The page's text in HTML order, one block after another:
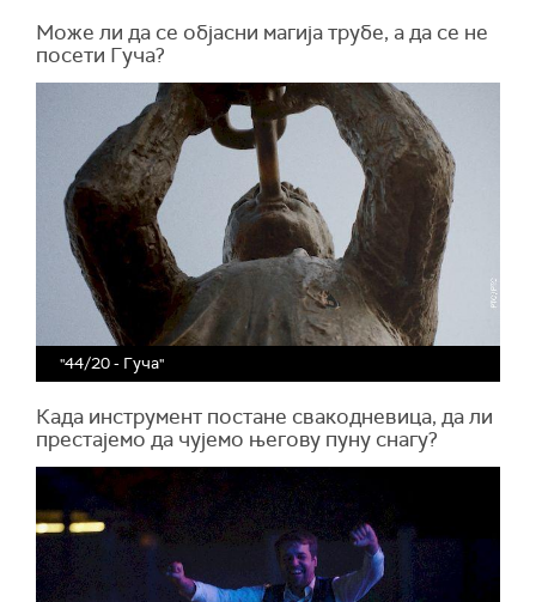
Може ли да се објасни магија трубе, а да се не
посети Гуча?
"44/20 - Гуча"
Када инструмент постане свакодневица, да ли
престајемо да чујемо његову пуну снагу?